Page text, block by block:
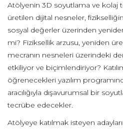
Atölyenin 3D soyutlama ve kolaj
üretilen dijital nesneler,
sosyal değerler üzerinden
mi? Fiziksellik arzusu, yeniden
mecranın nesneleri üzerindeki
etkiliyor ve biçimlendiriyor?
öğrenecekleri yazılım
aracılığıyla dışavurumsal bir
tecrübe edecekler.
Atölyeye katılmak isteyen